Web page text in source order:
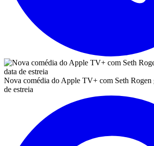
Nova comédia do Apple TV+ com Seth Rogen
de estreia